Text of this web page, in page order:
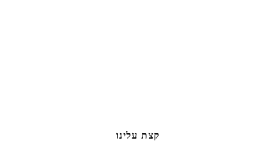
קצת עלינו